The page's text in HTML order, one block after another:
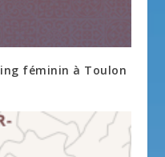
féminin à Toulon